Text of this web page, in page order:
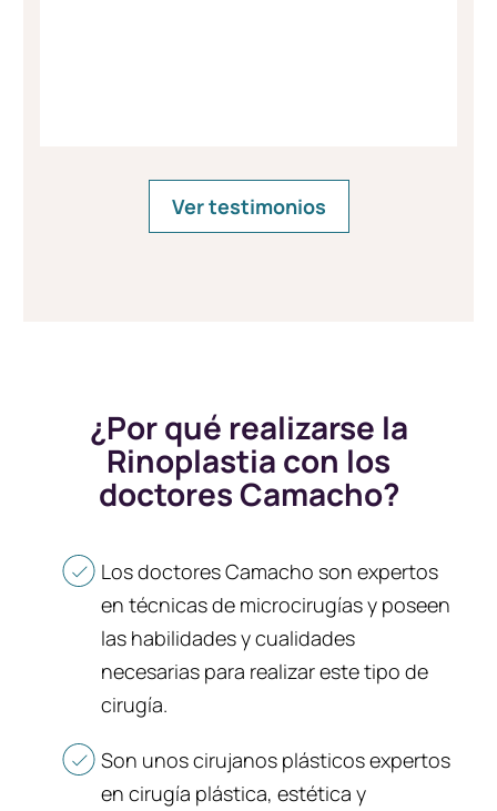
Ver testimonios
¿Por qué realizarse la
Rinoplastia con los
doctores Camacho?
Los doctores Camacho son expertos
en técnicas de microcirugías y poseen
las habilidades y cualidades
necesarias para realizar este tipo de
cirugía.
Son unos cirujanos plásticos expertos
en cirugía plástica, estética y